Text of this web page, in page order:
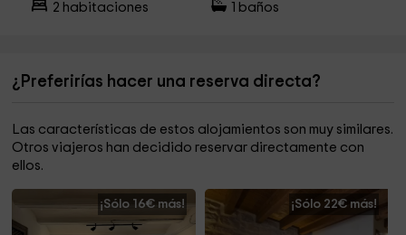
2 habitaciones baños
¿Preferirías hacer una reserva directa?
Las características de estos alojamientos son muy similares.
Otros viajeros han decidido reservar directamente con
ellos.
¡Sólo 16€ más! ¡Sólo 22€ más!